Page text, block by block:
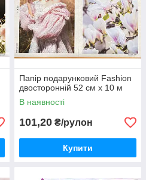
Папір подарунковий Fashion
двосторонній 52 см х 10 м
В наявності
101,20 ₴/рулон
Купити